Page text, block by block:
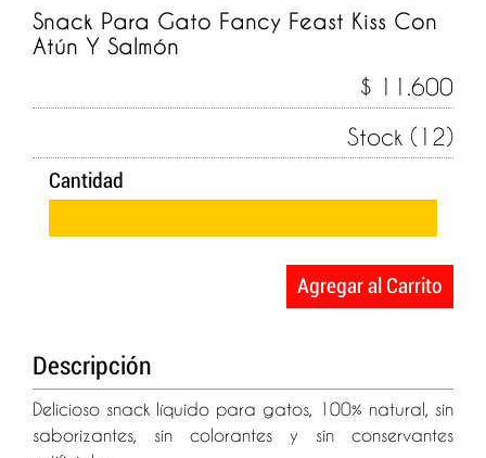
Snack Para Gato Fancy Feast Kiss Con
Atún Y Salmón
$ 11.600
Stock (12)
Cantidad
Agregar al Carrito
Descripción
Delicioso snack líquido para gatos, 100% natural, sin
saborizantes, sin colorantes y sin conservantes